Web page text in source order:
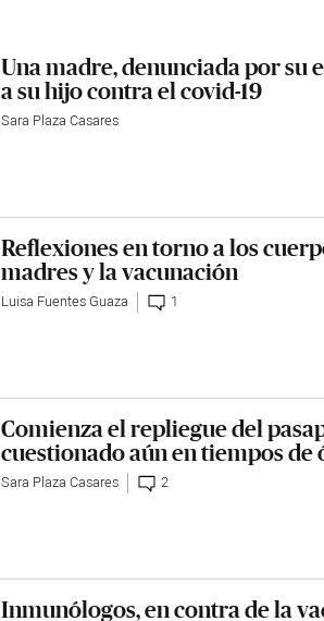
Una madre, denunciada por su
a su hijo contra el covid-19
Sara Plaza Casares
Reflexiones en torno a los
madres y la vacunación
Luisa Fuentes Guaza 1
Comienza el repliegue del
cuestionado aún en tiempos de
Sara Plaza Casares 2
Inmunólogos, en contra de la